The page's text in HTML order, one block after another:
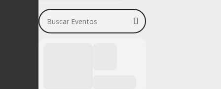
Buscar Eventos